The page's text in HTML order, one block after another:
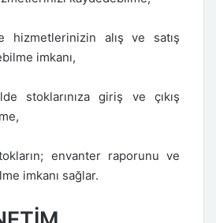
hizmetlerinizin alış ve satış
imkanı,
stoklarınıza giriş ve çıkış
envanter raporunu ve
imkanı sağlar.